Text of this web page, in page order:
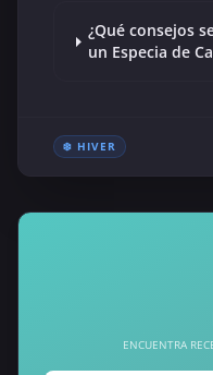
¿Qué consejos
un Especia de
❄️ HIVER
ENCUENTRA